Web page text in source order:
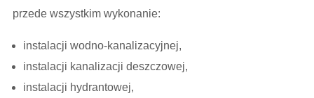
przede wszystkim wykonanie:
instalacji wodno-kanalizacyjnej,
instalacji kanalizacji deszczowej,
instalacji hydrantowej,